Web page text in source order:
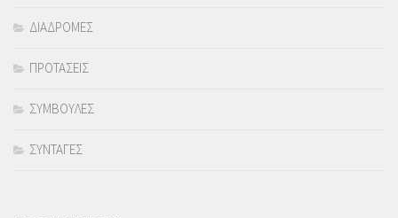
ΔΙΑΔΡΟΜΕΣ
ΠΡΟΤΑΣΕΙΣ
ΣΥΜΒΟΥΛΕΣ
ΣΥΝΤΑΓΕΣ